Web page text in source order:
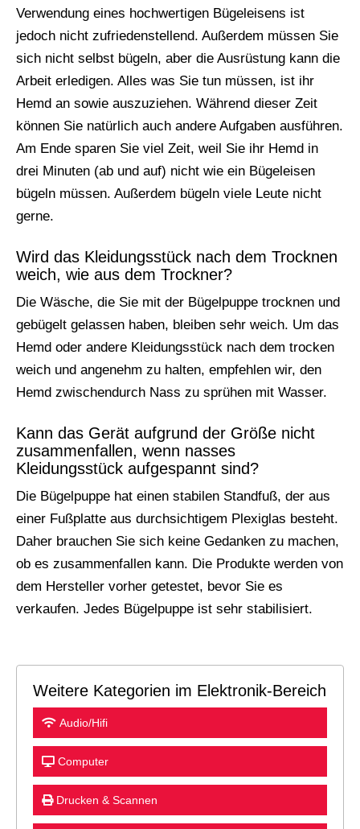
Verwendung eines hochwertigen Bügeleisens ist
jedoch nicht zufriedenstellend. Außerdem müssen Sie
sich nicht selbst bügeln, aber die Ausrüstung kann die
Arbeit erledigen. Alles was Sie tun müssen, ist ihr
Hemd an sowie auszuziehen. Während dieser Zeit
können Sie natürlich auch andere Aufgaben ausführen.
Am Ende sparen Sie viel Zeit, weil Sie ihr Hemd in
drei Minuten (ab und auf) nicht wie ein Bügeleisen
bügeln müssen. Außerdem bügeln viele Leute nicht
gerne.
Wird das Kleidungsstück nach dem Trocknen
weich, wie aus dem Trockner?
Die Wäsche, die Sie mit der Bügelpuppe trocknen und
gebügelt gelassen haben, bleiben sehr weich. Um das
Hemd oder andere Kleidungsstück nach dem trocken
weich und angenehm zu halten, empfehlen wir, den
Hemd zwischendurch Nass zu sprühen mit Wasser.
Kann das Gerät aufgrund der Größe nicht
zusammenfallen, wenn nasses
Kleidungsstück aufgespannt sind?
Die Bügelpuppe hat einen stabilen Standfuß, der aus
einer Fußplatte aus durchsichtigem Plexiglas besteht.
Daher brauchen Sie sich keine Gedanken zu machen,
ob es zusammenfallen kann. Die Produkte werden von
dem Hersteller vorher getestet, bevor Sie es
verkaufen. Jedes Bügelpuppe ist sehr stabilisiert.
Weitere Kategorien im Elektronik-Bereich
Audio/Hifi
Computer
Drucken & Scannen